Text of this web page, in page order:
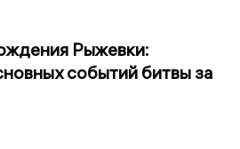
Рыжевки:
событий битвы за